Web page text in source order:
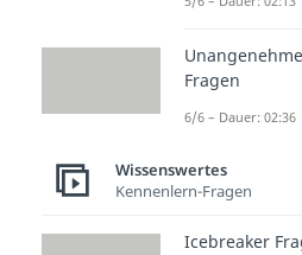
vor
Hautfarbe —
Unangenehme
Fragen
6/6 – Dauer: 02:36
Wissenswertes
Kennenlern-Fragen
Icebreaker